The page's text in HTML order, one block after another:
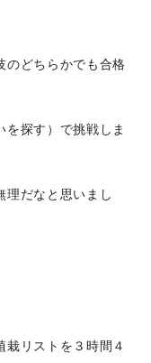
のどちらかでも合格
を探す）で挑戦しま
理だなと思いまし
リストを３時間４